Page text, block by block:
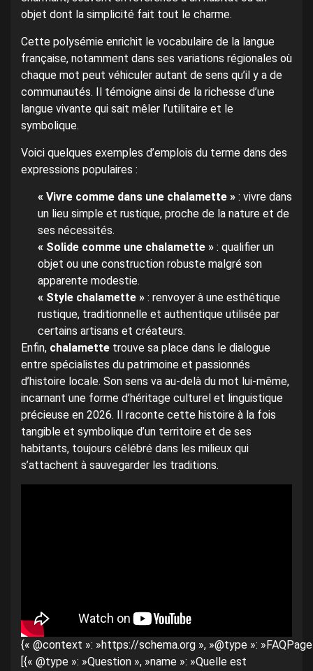
objet dont la simplicité fait tout le charme.
Cette polysémie enrichit le vocabulaire de la langue
française, notamment dans ses variations régionales où
chaque mot peut véhiculer autant de sens qu’il y a de
communautés. Il témoigne ainsi de la richesse d’une
langue vivante qui sait mêler l’utilitaire et le
symbolique.
Voici quelques exemples d’emplois du terme dans des
expressions populaires :
« Vivre comme dans une chalamette » : vivre dans
un lieu simple et rustique, proche de la nature et de
ses nécessités.
« Solide comme une chalamette » : qualifier un
objet ou une construction robuste malgré son
apparente modestie.
« Style chalamette » : renvoyer à une esthétique
rustique, traditionnelle et authentique utilisée par
certains artisans et créateurs.
Enfin, chalamette trouve sa place dans le dialogue
entre spécialistes du patrimoine et passionnés
d’histoire locale. Son sens va au-delà du mot lui-même,
incarnant une forme d’héritage culturel et linguistique
précieuse en 2026. Il raconte cette histoire à la fois
tangible et symbolique d’un territoire et de ses
habitants, toujours célébré dans les milieux qui
s’attachent à sauvegarder les traditions.
{« @context »: »https://schema.org », »@type »:
[{« @type »: »Question », »name »: »Quelle est